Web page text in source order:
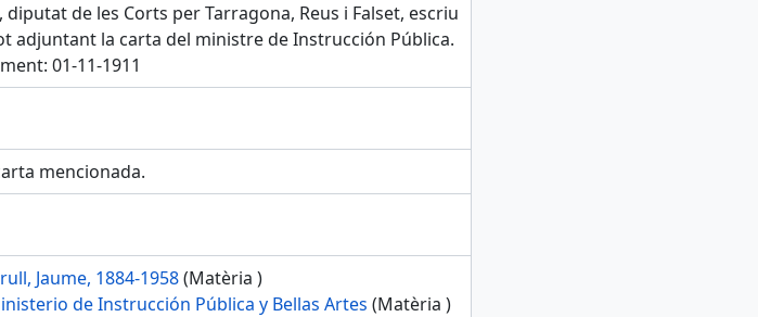
diputat de les Corts per Tarragona, Reus i Falset, escriu
adjuntant la carta del ministre de Instrucción Pública.
01-11-1911
mencionada.
Jaume, 1884-1958(Matèria )
de Instrucción Pública y Bellas Artes (Matèria )